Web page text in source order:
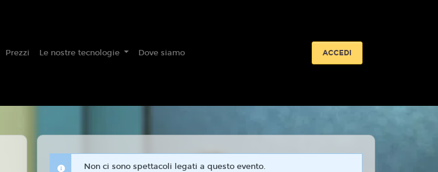
Prezzi Le nostre tecnologie Dove siamo ACCEDI
Non ci sono spettacoli legati a questo evento.